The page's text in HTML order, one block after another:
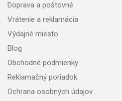
Doprava a poštovné
Vrátenie a reklamácia
Výdajné miesto
Blog
Obchodné podmienky
Reklamačný poriadok
Ochrana osobných údajov